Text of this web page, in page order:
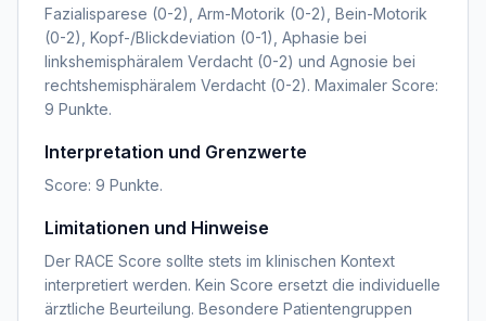
Fazialisparese (0-2), Arm-Motorik (0-2), Bein-Motorik
(0-2), Kopf-/Blickdeviation (0-1), Aphasie bei
linkshemisphäralem Verdacht (0-2) und Agnosie bei
rechtshemisphäralem Verdacht (0-2). Maximaler Score:
9 Punkte.
Interpretation und Grenzwerte
Score: 9 Punkte.
Limitationen und Hinweise
Der RACE Score sollte stets im klinischen Kontext
interpretiert werden. Kein Score ersetzt die individuelle
ärztliche Beurteilung. Besondere Patientengruppen